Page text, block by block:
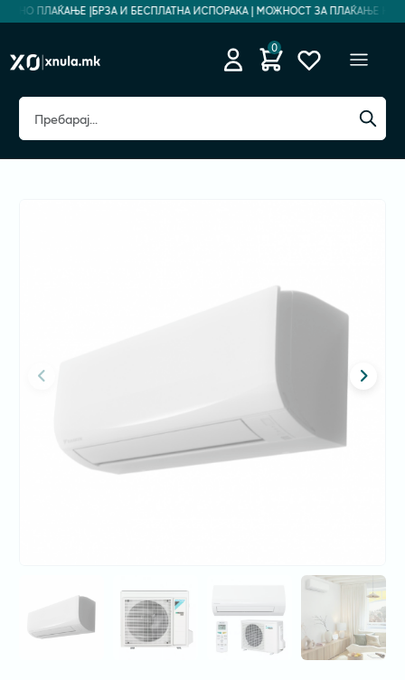
ПЛАЌАЊЕ |БРЗА И БЕСПЛАТНА ИСПОРАКА | МОЖНОСТ ЗА ПЛАЌАЊЕ НА
0